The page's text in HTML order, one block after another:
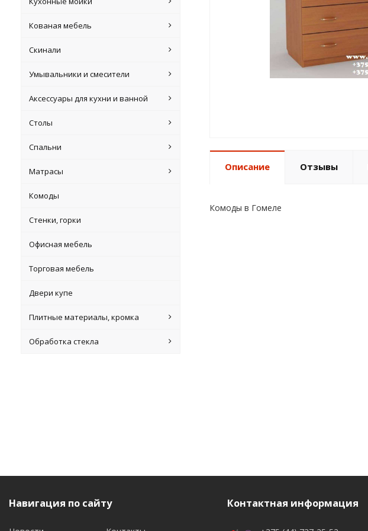
Кованая мебель
Скинали
Умывальники и смесители
Аксессуары для кухни и ванной
Столы
Спальни
Матрасы
Комоды
Стенки, горки
Офисная мебель
Торговая мебель
Двери купе
Плитные материалы, кромка
Обработка стекла
Описание Отзывы
Комоды в Гомеле
Навигация по сайту Контактная информация